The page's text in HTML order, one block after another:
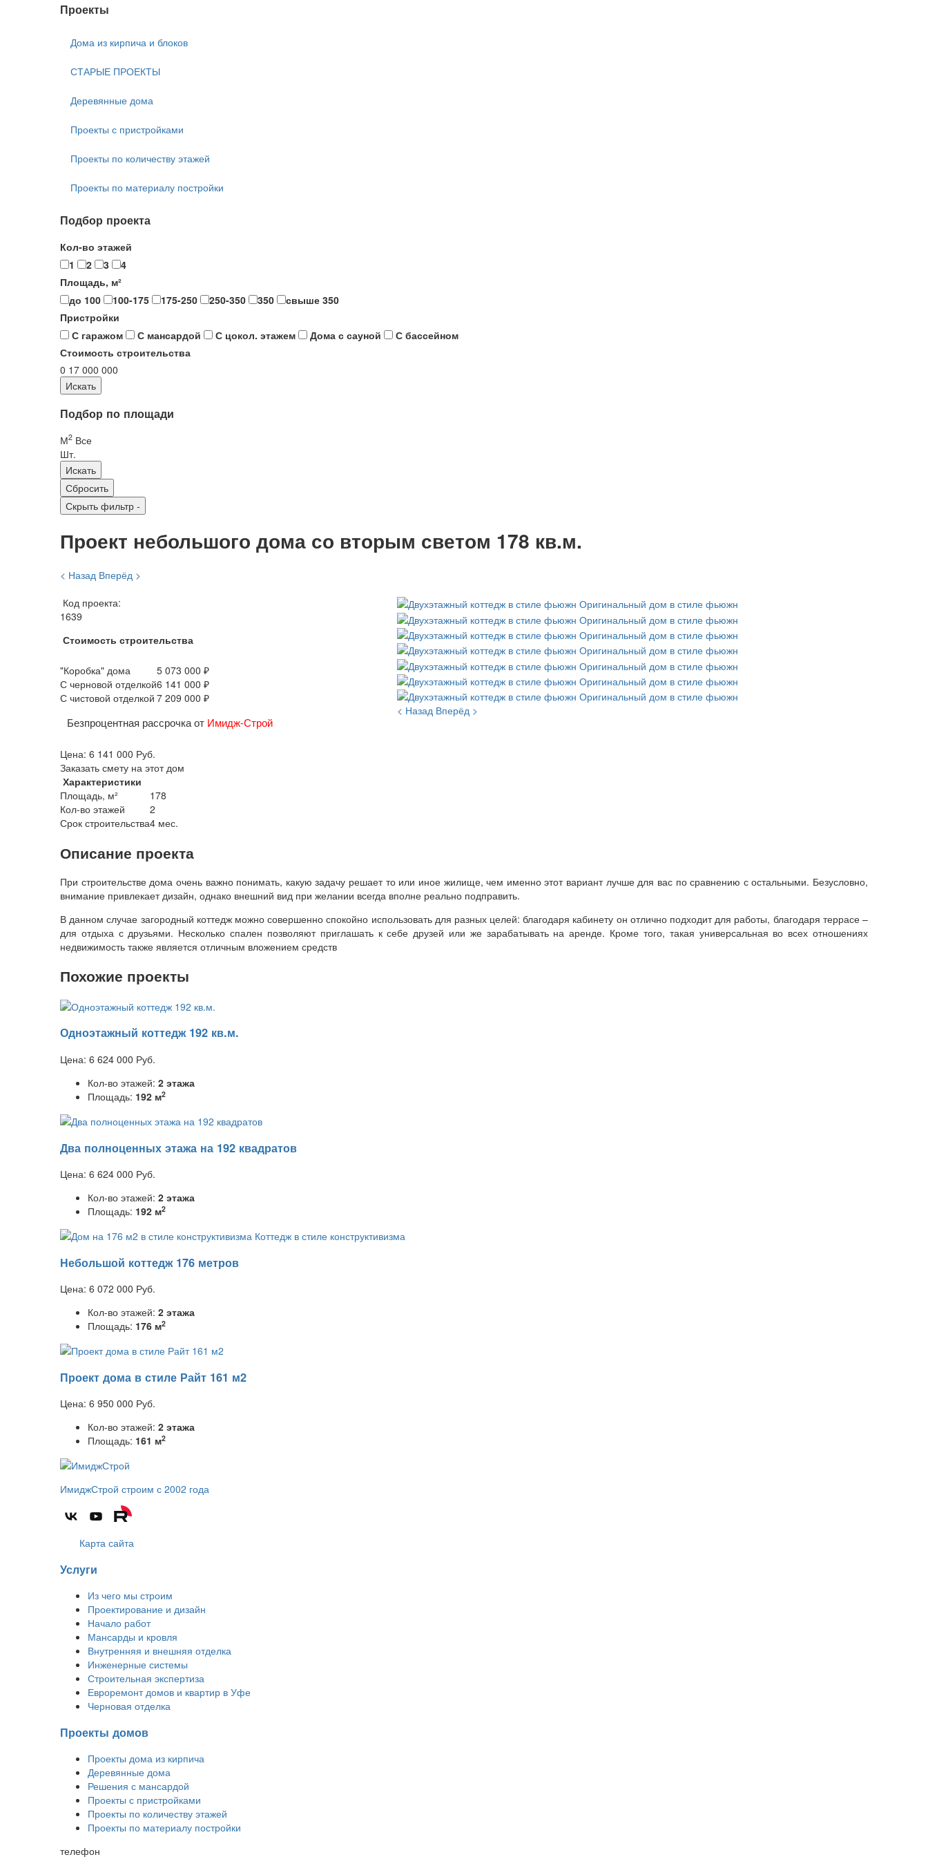
Проекты
Дома из кирпича и блоков
СТАРЫЕ ПРОЕКТЫ
Деревянные дома
Проекты с пристройками
Проекты по количеству этажей
Проекты по материалу постройки
Подбор проекта
Кол-во этажей
1
2 3
4
Площадь, м²
до 100
100-175 175-250 250-350 350
свыше 350
Пристройки
С гаражом
С мансардой С цокол. этажем Дома с сауной
С бассейном
Стоимость строительства
0 17 000 000
Подбор по площади
М2 Все
Шт.
Скрыть фильтр -
Проект небольшого дома со вторым светом 178 кв.м.
< Назад Вперёд >
Код проекта:
1639
Стоимость строительства
"Коробка" дома
5 073 000 ₽
С черновой отделкой6 141 000 ₽
С чистовой отделкой 7 209 000 ₽
Безпроцентная рассрочка от Имидж-Строй
Цена: 6 141 000 Руб.
Заказать смету на этот дом
Характеристики
Площадь, м²
178
Кол-во этажей
2
Срок строительства4 мес.
< Назад Вперёд >
Описание проекта
При строительстве дома очень важно понимать, какую задачу решает то или иное жилище, чем именно этот вариант лучше для вас по сравнению с остальными. Безусловно,
внимание привлекает дизайн, однако внешний вид при желании всегда вполне реально подправить.
В данном случае загородный коттедж можно совершенно спокойно использовать для разных целей: благодаря кабинету он отлично подходит для работы, благодаря террасе –
для отдыха с друзьями. Несколько спален позволяют приглашать к себе друзей или же зарабатывать на аренде. Кроме того, такая универсальная во всех отношениях
недвижимость также является отличным вложением средств
Похожие проекты
Одноэтажный коттедж 192 кв.м.
Цена: 6 624 000 Руб.
Кол-во этажей: 2 этажа
Площадь: 192 м2
Два полноценных этажа на 192 квадратов
Цена: 6 624 000 Руб.
Кол-во этажей: 2 этажа
Площадь: 192 м2
Небольшой коттедж 176 метров
Цена: 6 072 000 Руб.
Кол-во этажей: 2 этажа
Площадь: 176 м2
Проект дома в стиле Райт 161 м2
Цена: 6 950 000 Руб.
Кол-во этажей: 2 этажа
Площадь: 161 м2
ИмиджСтрой строим с 2002 года
Карта сайта
Услуги
Из чего мы строим
Проектирование и дизайн
Начало работ
Мансарды и кровля
Внутренняя и внешняя отделка
Инженерные системы
Строительная экспертиза
Евроремонт домов и квартир в Уфе
Черновая отделка
Проекты домов
Проекты дома из кирпича
Деревянные дома
Решения с мансардой
Проекты с пристройками
Проекты по количеству этажей
Проекты по материалу постройки
телефон